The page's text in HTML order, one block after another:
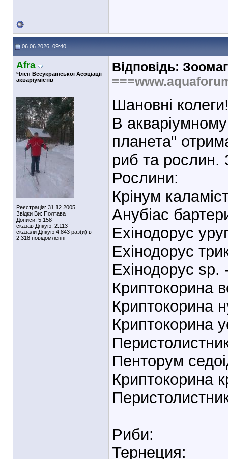
06.06.2026, 09:40
Afra
Член Всеукраїнської Асоціації
акваріумістів
Реєстрація: 31.12.2005
Звідки Ви: Полтава
Дописи: 5.158
сказав Дякую: 2.113
сказали Дякую 4.843 раз(и) в
2.318 повідомленні
Відповідь:
Шановні
В
планета"
риб та
Рослини:
Крінум
Анубіас
Ехінодорус
Ехінодорус
Ехінодорус sp.
Криптокорина
Криптокорина
Криптокорина
Пенторум
Криптокорина
Риби:
Тернеция: